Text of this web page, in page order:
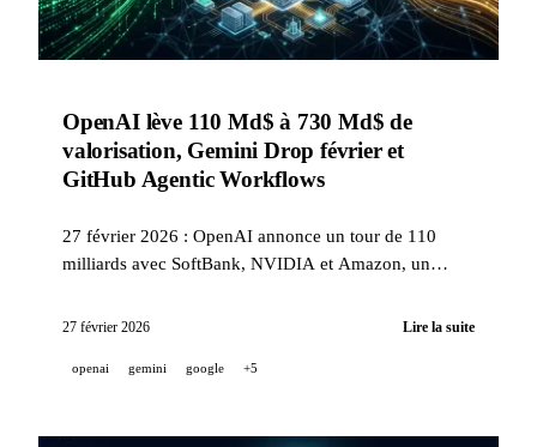
OpenAI lève 110 Md$ à 730 Md$ de
valorisation, Gemini Drop février et
GitHub Agentic Workflows
27 février 2026 : OpenAI annonce un tour de 110
milliards avec SoftBank, NVIDIA et Amazon, un
Lyria 3 et Nano Banana 2, et GitHub lance les Agentic
27 février 2026 Lire la suite
openai gemini google +5